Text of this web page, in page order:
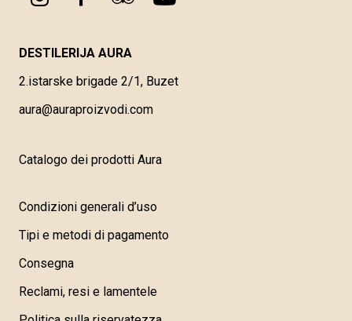
DESTILERIJA AURA
2.istarske brigade 2/1, Buzet
aura@auraproizvodi.com
Catalogo dei prodotti Aura
Condizioni generali d’uso
Tipi e metodi di pagamento
Consegna
Reclami, resi e lamentele